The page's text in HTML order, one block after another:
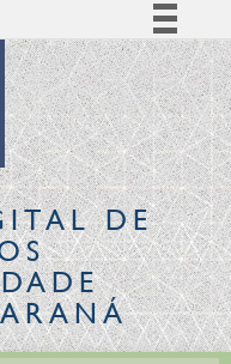
Simplifique!
Comunica BR
Participe
Acesso à informação
Legislação
CanaisDE